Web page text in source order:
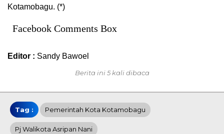
Kotamobagu. (*)
Facebook Comments Box
Editor : Sandy Bawoel
Berita ini 5 kali dibaca
Tag : Pemerintah Kota Kotamobagu
Pj Walikota Asripan Nani